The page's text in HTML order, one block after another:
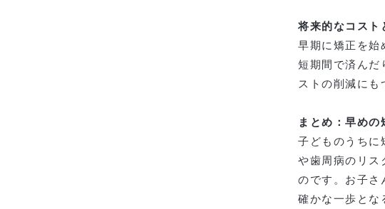
将来的なコスト
早期に矯正を始
短期間で済んだ
ストの削減にも
まとめ：早め
子どものうちに
や歯周病のリス
のです。お子さ
確かな一歩とな